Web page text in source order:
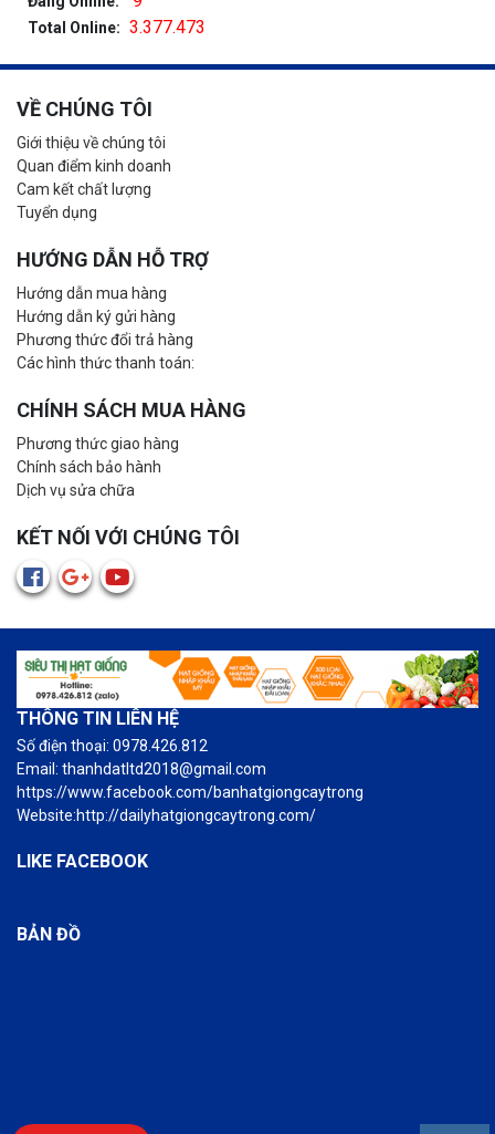
Total Online: 3.377.473
VỀ CHÚNG TÔI
Giới thiệu về chúng tôi
Quan điểm kinh doanh
Cam kết chất lượng
Tuyển dụng
HƯỚNG DẪN HỖ TRỢ
Hướng dẫn mua hàng
Hướng dẫn ký gửi hàng
Phương thức đổi trả hàng
Các hình thức thanh toán:
CHÍNH SÁCH MUA HÀNG
Phương thức giao hàng
Chính sách bảo hành
Dịch vụ sửa chữa
KẾT NỐI VỚI CHÚNG TÔI
THÔNG TIN LIÊN HỆ
Số điện thoại: 0978.426.812
Email: thanhdatltd2018@gmail.com
https://www.facebook.com/banhatgiongcaytrong
Website:http://dailyhatgiongcaytrong.com/
LIKE FACEBOOK
BẢN ĐỒ